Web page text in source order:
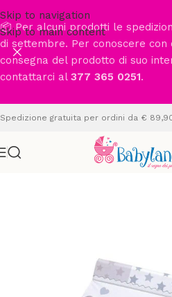
Skip to navigation
Skip to main content
📦 Per alcuni prodotti le
di settembre. Per conoscere
consegna del prodotto di suo
contattarci al 377 365 0251.
Spedizione gratuita per ordini da €